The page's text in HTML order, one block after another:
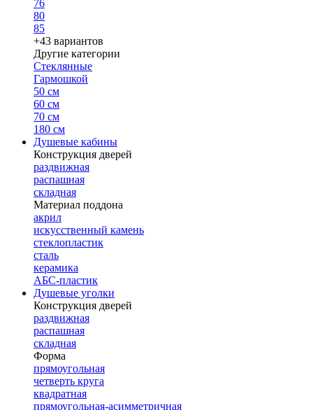
76
80
85
+43 вариантов
Другие категории
Стеклянные
Гармошкой
50 см
60 см
70 см
180 см
Душевые кабины
Конструкция дверей
раздвижная
распашная
складная
Материал поддона
акрил
искусственный камень
стеклопластик
сталь
керамика
АБС-пластик
Душевые уголки
Конструкция дверей
раздвижная
распашная
складная
Форма
прямоугольная
четверть круга
квадратная
прямоугольная-асимметричная